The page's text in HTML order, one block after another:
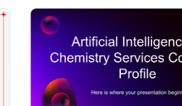
về vấn đề này có thể tìm hiểu
về bạn và các chính phủ cũng
tin mà bạn để lại thuộc về ai?
chỉ cần truy cập nó và sử dụng nó
điều tra của mình không? Nói về
trong luận án của bạn và trình
ban với thiết kế sáng tạo đầy đủ